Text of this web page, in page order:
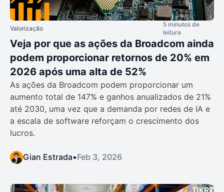
Valorização
5 minutos de
leitura
Veja por que as ações da Broadcom ainda
podem proporcionar retornos de 20% em
2026 após uma alta de 52%
As ações da Broadcom podem proporcionar um
aumento total de 147% e ganhos anualizados de 21%
até 2030, uma vez que a demanda por redes de IA e
a escala de software reforçam o crescimento dos
lucros.
Gian Estrada•Feb 3, 2026